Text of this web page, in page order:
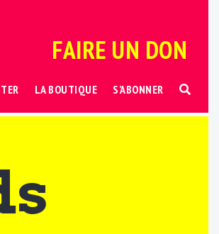
FAIRE UN DON
LA BOUTIQUE S’ABONNER